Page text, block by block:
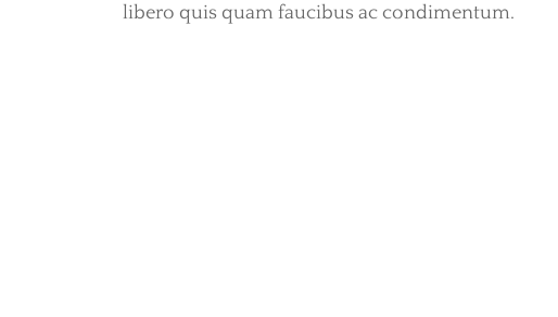
libero quis quam faucibus ac condimentum.